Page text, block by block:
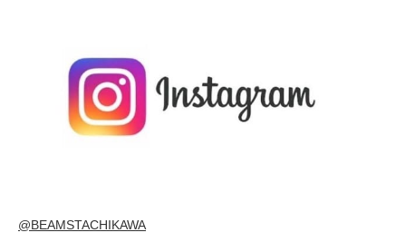
@BEAMSTACHIKAWA